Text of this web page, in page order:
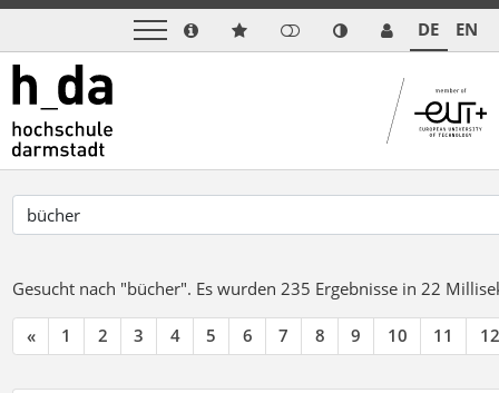
DE EN
Gesucht nach "bücher". Es wurden 235 Ergebnisse in 22
« 1 2 3 4 5 6 7 8 9 10 11 12